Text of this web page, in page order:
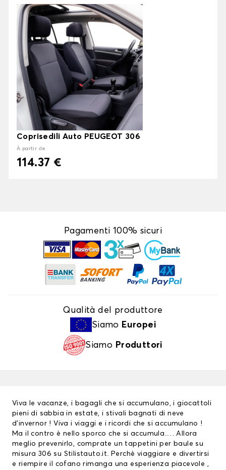
Coprisedili Auto PEUGEOT 306
À partir de
114.37 €
Pagamenti 100% sicuri
Qualità del produttore
Siamo Europei
Siamo Produttori
Viva le vacanze, i bagagli che si accumulano, i giocattoli
pieni di sabbia in estate, i stivali bagnati di neve
d’invernor ! Viva i viaggi e i ricordi che si accumulano !
Ma il contro è nello sporco che si accumula…. Allora
meglio prevenirlo, comprate un tappetini per baule su
misura 306 su Stilistauto.it. Perchè viaggiare e divertirsi
e riempire il cofano rimanga una esperienza piacevole ,